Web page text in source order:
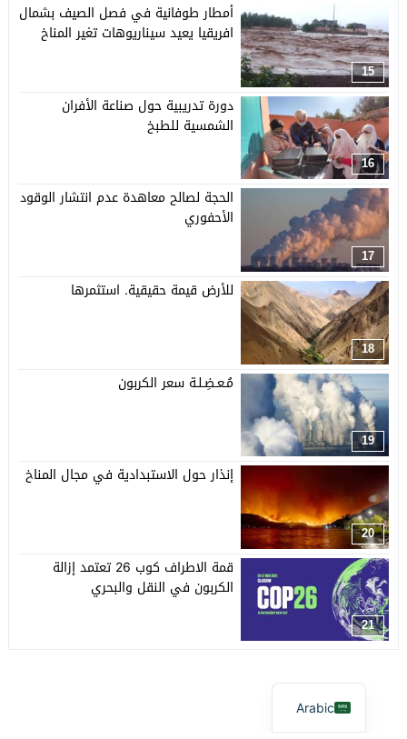
15
أمطار طوفانية في فصل الصيف بشمال
افريقيا يعيد سيناريوهات تغير المناخ
16
دورة تدريبية حول صناعة الأفران
الشمسية للطبخ
17
الحجة لصالح معاهدة عدم انتشار الوقود
الأحفوري
18
للأرض قيمة حقيقية. استثمرها
19
مُـعـضِـلـة سعر الكربون
20
إنذار حول الاستبدادية في مجال المناخ
21
قمة الاطراف كوب 26 تعتمد إزالة
الكربون في النقل والبحري
Arabic